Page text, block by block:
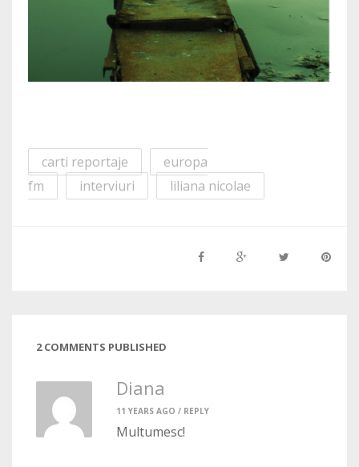
carti reportaje
europa
fm
interviuri liliana nicolae
2 COMMENTS PUBLISHED
Diana
11 YEARS AGO / REPLY
Multumesc!